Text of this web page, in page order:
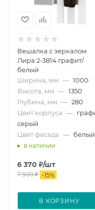
Вешалка с зеркалом
Лира 2-3814 графит/
белый
Ширина, мм — 1000
Высота, мм — 1350
Глубина, мм — 280
Цвет корпуса —
серый
Цвет фасада — белый
в наличии
6 370 ₽/шт
7 500₽ -15%
В КОРЗИНУ